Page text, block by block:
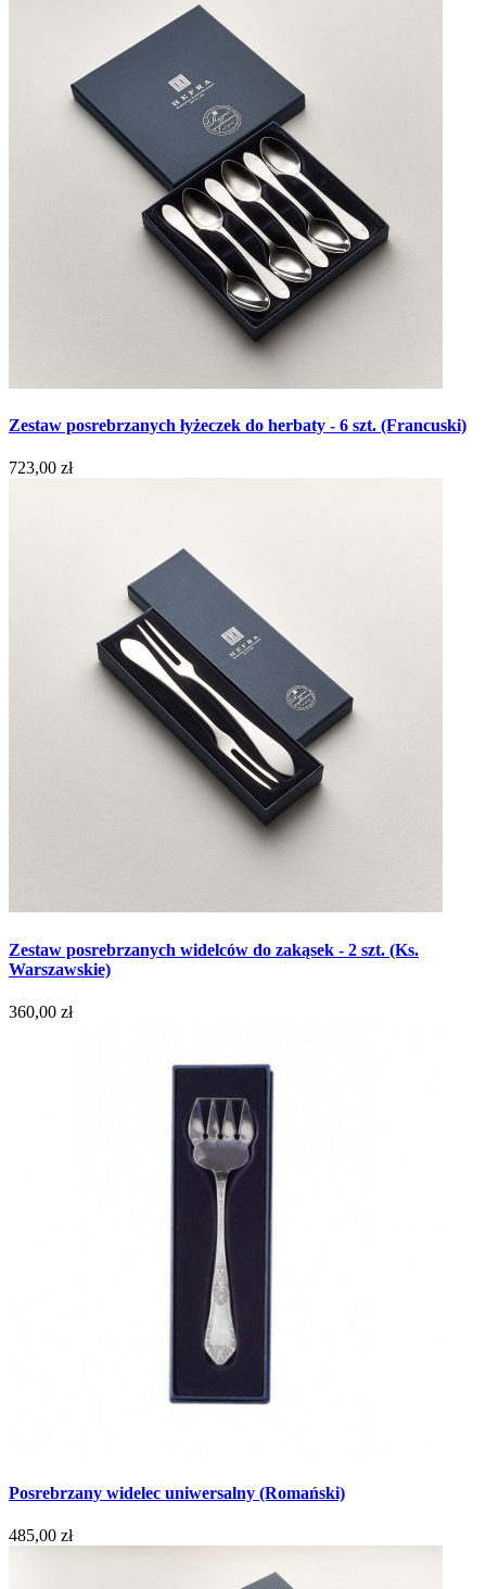
Zestaw posrebrzanych łyżeczek do herbaty - 6 szt. (Francuski)
723,00 zł
Zestaw posrebrzanych widelców do zakąsek - 2 szt. (Ks.
Warszawskie)
360,00 zł
Posrebrzany widelec uniwersalny (Romański)
485,00 zł